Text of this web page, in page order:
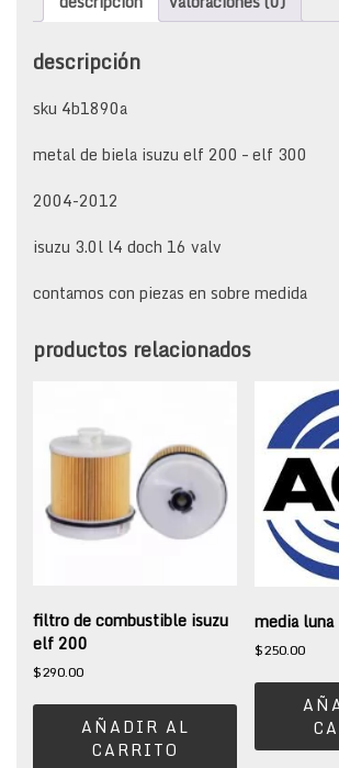
cantidad
descripción
sku 4b1890a
metal de biela isuzu elf 200 – elf 300
2004-2012
isuzu 3.0l l4 doch 16 valv
contamos con piezas en sobre medida
productos relacionados
filtro de combustible isuzu
elf 200
$290.00
AÑADIR AL
CARRITO
media
$250.00